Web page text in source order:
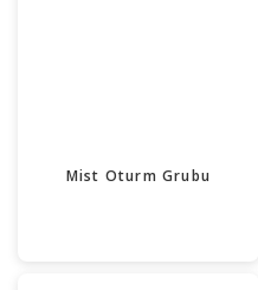
Mist Oturm Grubu